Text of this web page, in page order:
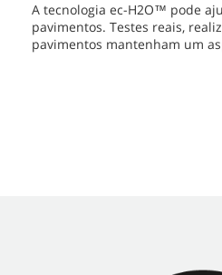
A tecnologia ec-H2O™ pode
pavimentos. Testes reais,
pavimentos mantenham um